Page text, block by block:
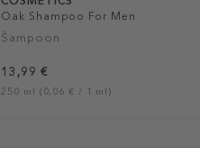
Oak Shampoo For Men
Šampoon
13,99 €
250 ml (0,06 € / 1 ml)